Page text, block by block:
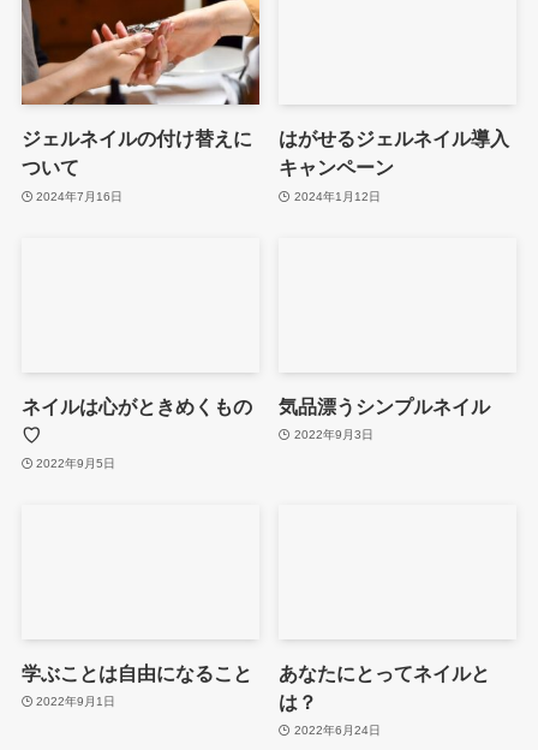
ジェルネイルの付け替えに
ついて
2024年7月16日
はがせるジェルネイル導入
キャンペーン
2024年1月12日
ネイルは心がときめくもの
♡
2022年9月5日
気品漂うシンプルネイル
2022年9月3日
学ぶことは自由になること
2022年9月1日
あなたにとってネイルと
は？
2022年6月24日